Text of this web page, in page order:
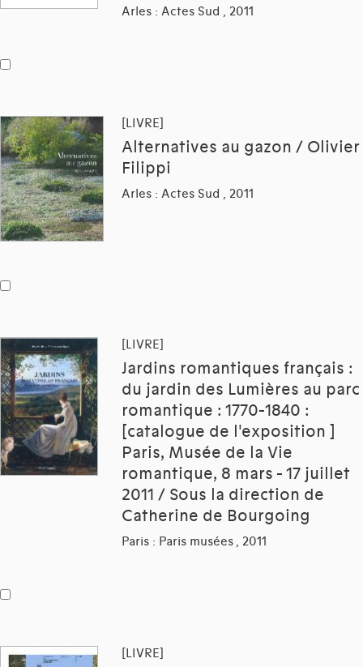
Arles : Actes Sud , 2011
[LIVRE]
Alternatives au gazon / Olivier
Filippi
Arles : Actes Sud , 2011
[LIVRE]
Jardins romantiques français :
du jardin des Lumières au parc
romantique : 1770-1840 :
[catalogue de l'exposition ]
Paris, Musée de la Vie
romantique, 8 mars - 17 juillet
2011 / Sous la direction de
Catherine de Bourgoing
Paris : Paris musées , 2011
[LIVRE]